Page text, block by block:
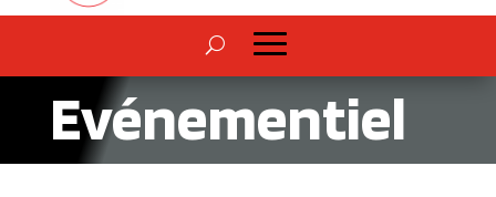
Evénementiel